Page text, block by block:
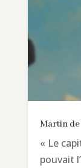
Martin
« Le
pouvait